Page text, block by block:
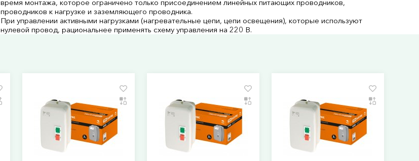
время монтажа, которое ограничено только присоединением линейных питающих проводников,
проводников к нагрузке и заземляющего проводника.
При управлении активными нагрузками (нагревательные цепи, цепи освещения), которые используют
нулевой провод, рациональнее применять схему управления на 220 В.